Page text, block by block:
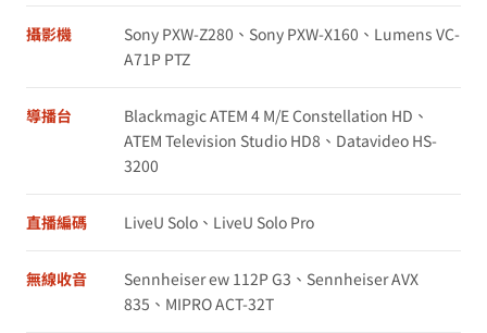
攝影機
Sony PXW-Z280、Sony PXW-X160、Lumens VC-
A71P PTZ
導播台
Blackmagic ATEM 4 M/E Constellation HD、
ATEM Television Studio HD8、Datavideo HS-
3200
直播編碼 LiveU Solo、LiveU Solo Pro
無線收音
Sennheiser ew 112P G3、Sennheiser AVX
835、MIPRO ACT-32T